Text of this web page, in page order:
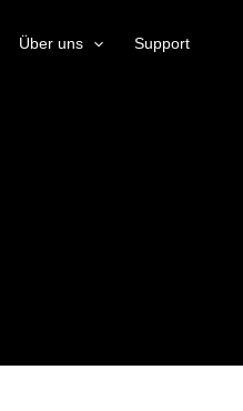
Über uns Support